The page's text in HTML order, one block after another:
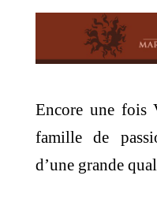
Encore une fois
famille de
d’une grande